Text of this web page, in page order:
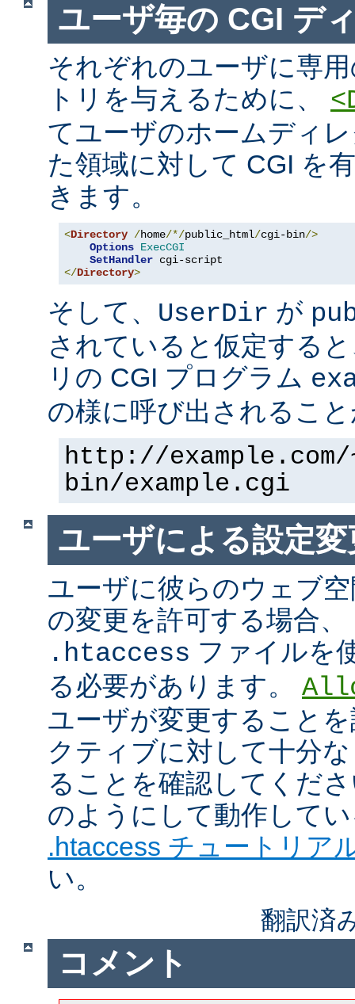
ユーザ毎の CGI デ
それぞれのユーザに専
トリを与えるために、
てユーザのホームディ
た領域に対して CGI を
きます。
<Directory /home/*/public_html/cgi-bin/>
Options ExecCGI
SetHandler
</Directory>
そして、 UserDir が
されていると仮定する
リの CGI プログラム
の様に呼び出されるこ
http://
bin/example.cgi
ユーザによる設定
ユーザに彼らのウェブ
の変更を許可する場合
.htaccess ファイルを
る必要があります。
ユーザが変更すること
クティブに対して十分
ることを確認してくだ
のようにして動作して
.htaccess チュートリア
い。
翻訳済
コメント